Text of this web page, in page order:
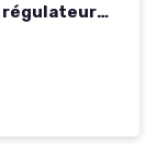
régulateur
d'aquarium